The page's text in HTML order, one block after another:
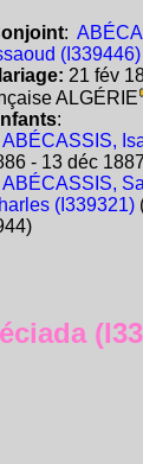
:
(I339446)
21 fév
ALGÉRIE
:
ABÉCASSIS,
- 13 déc
ABÉCASSIS,
(I339321)